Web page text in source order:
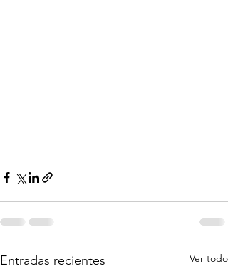
Entradas recientes Ver todo